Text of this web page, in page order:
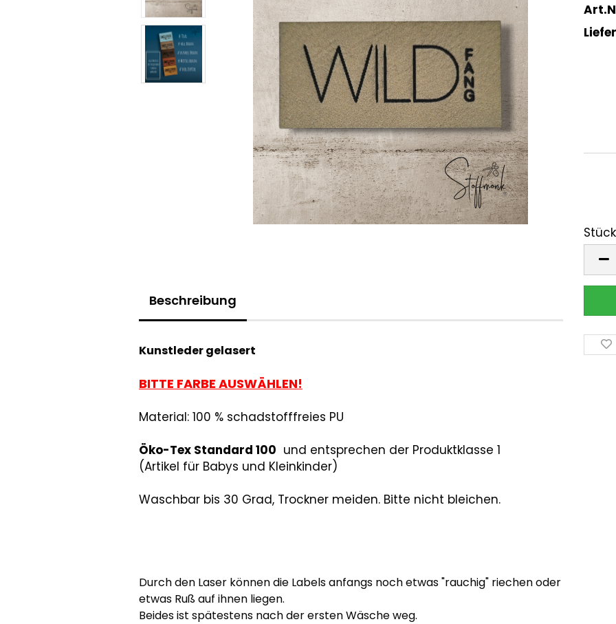
Stück
Beschreibung
Kunstleder gelasert
BITTE FARBE AUSWÄHLEN!
Material: 100 % schadstofffreies PU
Öko-Tex Standard 100 und entsprechen der Produktklasse 1
(Artikel für Babys und Kleinkinder)
Waschbar bis 30 Grad, Trockner meiden. Bitte nicht bleichen.
Durch den Laser können die Labels anfangs noch etwas "rauchig" riechen oder
etwas Ruß auf ihnen liegen.
​Beides ist spätestens nach der ersten Wäsche weg.